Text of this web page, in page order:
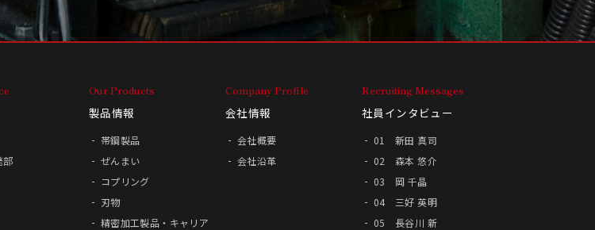
部
Our Products
製品情報
帯鋼製品
ぜんまい
コプリング
刃物
精密加工製品・キャリア
Company Profile
会社情報
会社概要
会社沿革
Recruiting Messages
社員インタビュー
01 新田 真司
02 森本 悠介
03 岡 千晶
04 三好 英明
05 長谷川 新